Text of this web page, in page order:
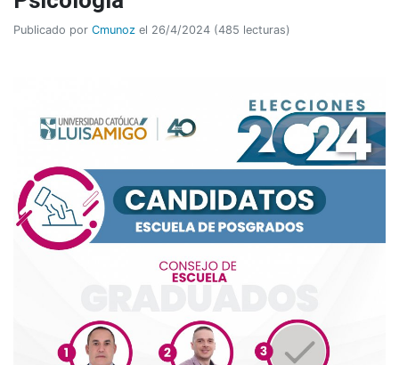
Publicado por Cmunoz el 26/4/2024 (485 lecturas)